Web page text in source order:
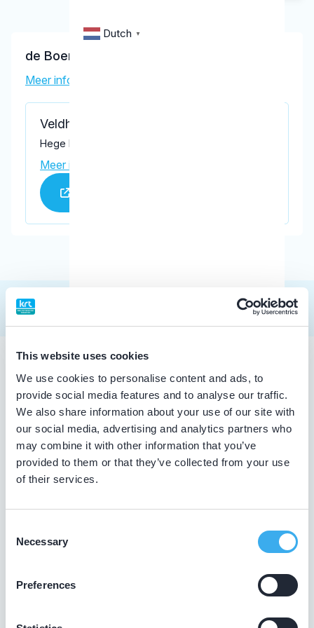
This website uses cookies
We use cookies to personalise content and ads, to
provide social media features and to analyse our traffic.
We also share information about your use of our site with
our social media, advertising and analytics partners who
may combine it with other information that you’ve
provided to them or that they’ve collected from your use
of their services.
Selection
Necessary
Preferences
Dutch ▼
de Boer, B.
Meer informatie tandarts
Veldhuis Tandartsen
Hege Hearewei 1C, Stiens 9051 AA
Meer informatie praktijk
Tandarts in Stiens
Zoekt u een tandarts in Stiens ? In de lijst hierboven vindt
u alle tandheelkundigen in Stiens , die aantoonbaar hun
vak bijhouden. Bovendien kunt u ook de kaartweergave
aanklikken. Dan ziet u op een kaart van Stiens waar deze
tandartsen gevestigd zijn.
De overheid verplicht tandartsen niet tot het volgen van
bij- en nascholing. De beroepsgroep zelf vindt het
leven lang blijven leren. Op die manier zijn ze op de
hoogte van de nieuwste tandheelkundige technieken.
Daarom laten tandartsen met een KRT-registratie graag